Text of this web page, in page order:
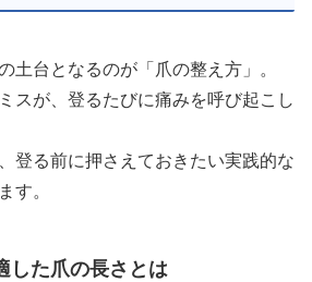
土台となるのが「爪の整え方」。
スが、登るたびに痛みを呼び起こし
登る前に押さえておきたい実践的な
す。
した爪の長さとは